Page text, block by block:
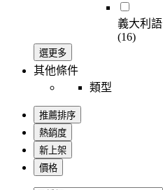
義大利語
(16)
選更多
其他條件
類型
推薦排序
熱銷度
新上架
價格